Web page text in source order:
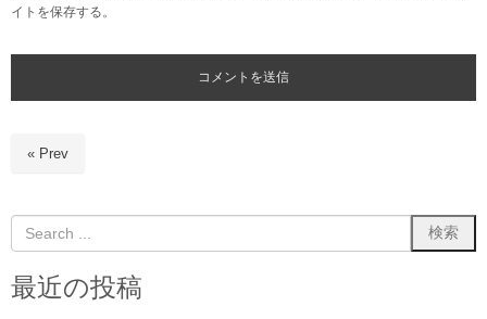
イトを保存する。
« Prev
最近の投稿